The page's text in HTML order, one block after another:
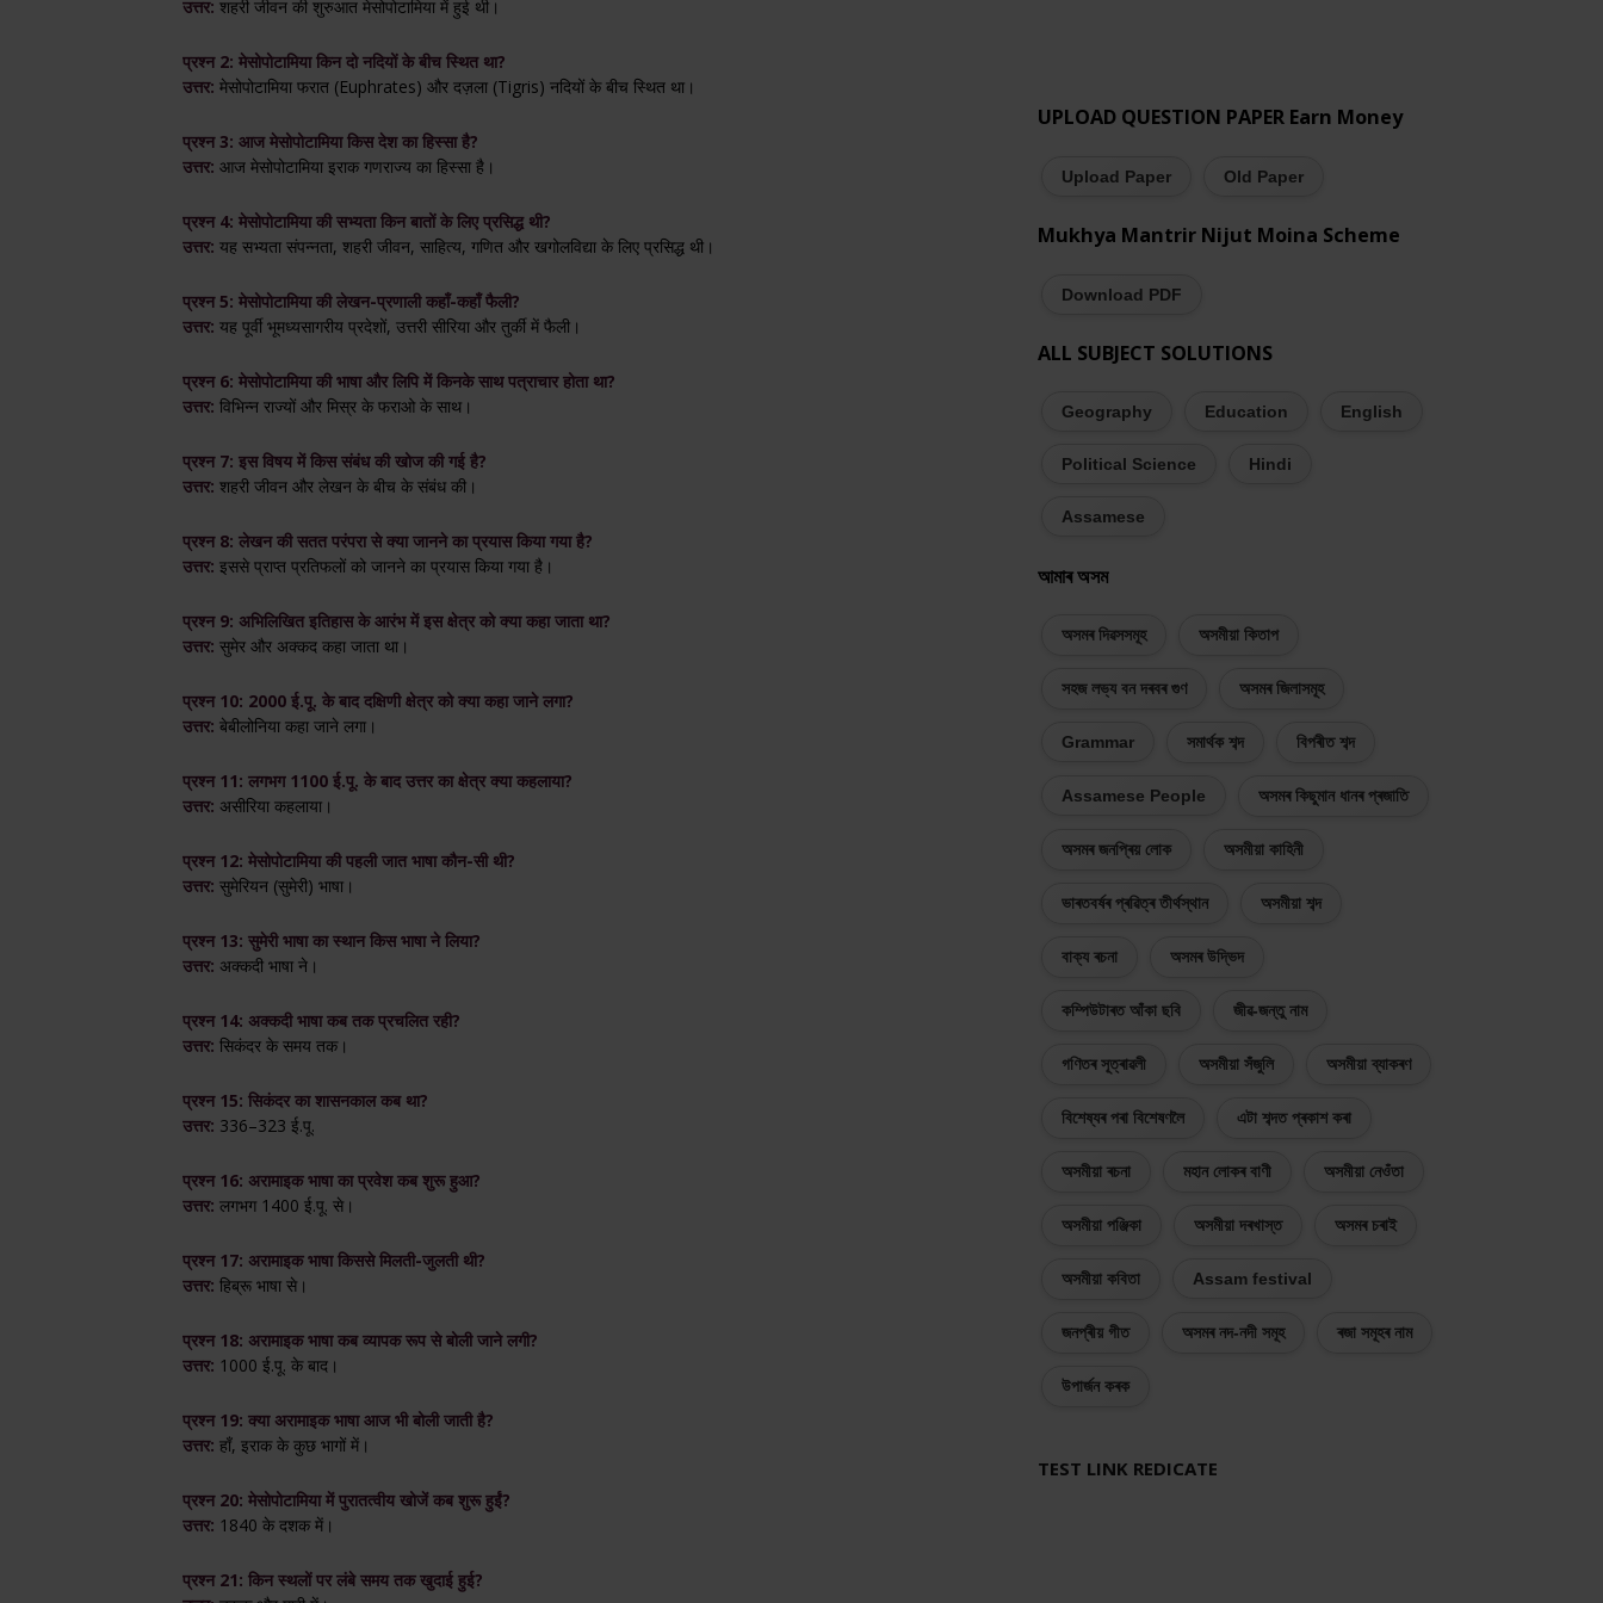
उत्तर: शहरी जीवन की शुरुआत मेसोपोटामिया में हुई थी।
प्रश्न 2: मेसोपोटामिया किन दो नदियों के बीच स्थित था?
उत्तर: मेसोपोटामिया फरात (Euphrates) और दज़ला (Tigris) नदियों के बीच स्थित था।
प्रश्न 3: आज मेसोपोटामिया किस देश का हिस्सा है?
उत्तर: आज मेसोपोटामिया इराक गणराज्य का हिस्सा है।
प्रश्न 4: मेसोपोटामिया की सभ्यता किन बातों के लिए प्रसिद्ध थी?
उत्तर: यह सभ्यता संपन्नता, शहरी जीवन, साहित्य, गणित और खगोलविद्या के लिए प्रसिद्ध थी।
प्रश्न 5: मेसोपोटामिया की लेखन-प्रणाली कहाँ-कहाँ फैली?
उत्तर: यह पूर्वी भूमध्यसागरीय प्रदेशों, उत्तरी सीरिया और तुर्की में फैली।
प्रश्न 6: मेसोपोटामिया की भाषा और लिपि में किनके साथ पत्राचार होता था?
उत्तर: विभिन्न राज्यों और मिस्र के फराओ के साथ।
प्रश्न 7: इस विषय में किस संबंध की खोज की गई है?
उत्तर: शहरी जीवन और लेखन के बीच के संबंध की।
प्रश्न 8: लेखन की सतत परंपरा से क्या जानने का प्रयास किया गया है?
उत्तर: इससे प्राप्त प्रतिफलों को जानने का प्रयास किया गया है।
प्रश्न 9: अभिलिखित इतिहास के आरंभ में इस क्षेत्र को क्या कहा जाता था?
उत्तर: सुमेर और अक्कद कहा जाता था।
प्रश्न 10: 2000 ई.पू. के बाद दक्षिणी क्षेत्र को क्या कहा जाने लगा?
उत्तर: बेबीलोनिया कहा जाने लगा।
प्रश्न 11: लगभग 1100 ई.पू. के बाद उत्तर का क्षेत्र क्या कहलाया?
उत्तर: असीरिया कहलाया।
प्रश्न 12: मेसोपोटामिया की पहली जात भाषा कौन-सी थी?
उत्तर: सुमेरियन (सुमेरी) भाषा।
प्रश्न 13: सुमेरी भाषा का स्थान किस भाषा ने लिया?
उत्तर: अक्कदी भाषा ने।
प्रश्न 14: अक्कदी भाषा कब तक प्रचलित रही?
उत्तर: सिकंदर के समय तक।
प्रश्न 15: सिकंदर का शासनकाल कब था?
उत्तर: 336–323 ई.पू.
प्रश्न 16: अरामाइक भाषा का प्रवेश कब शुरू हुआ?
उत्तर: लगभग 1400 ई.पू. से।
प्रश्न 17: अरामाइक भाषा किससे मिलती-जुलती थी?
उत्तर: हिब्रू भाषा से।
प्रश्न 18: अरामाइक भाषा कब व्यापक रूप से बोली जाने लगी?
उत्तर: 1000 ई.पू. के बाद।
प्रश्न 19: क्या अरामाइक भाषा आज भी बोली जाती है?
उत्तर: हाँ, इराक के कुछ भागों में।
प्रश्न 20: मेसोपोटामिया में पुरातत्वीय खोजें कब शुरू हुईं?
उत्तर: 1840 के दशक में।
प्रश्न 21: किन स्थलों पर लंबे समय तक खुदाई हुई?
UPLOAD QUESTION PAPER Earn Money
Upload Paper Old Paper
Mukhya Mantrir Nijut Moina Scheme
Download PDF
ALL SUBJECT SOLUTIONS
Geography Education English
Political Science Hindi
Assamese
আমাৰ অসম
অসমৰ দিৱসসমূহ অসমীয়া কিতাপ
সহজ লভ্য বন দৰবৰ গুণ অসমৰ জিলাসমূহ
Grammar সমাৰ্থক শব্দ বিপৰীত শব্দ
Assamese People অসমৰ কিছুমান ধানৰ প্ৰজাতি
অসমৰ জনপ্ৰিয় লোক অসমীয়া কাহিনী
ভাৰতবৰ্ষৰ প্ৰৱিত্ৰ তীৰ্থস্থান অসমীয়া শব্দ
বাক্য ৰচনা অসমৰ উদ্ভিদ
কম্পিউটাৰত আঁকা ছবি জীৱ-জন্তু নাম
গণিতৰ সূত্ৰাৱলী অসমীয়া সঁজুলি অসমীয়া ব্যাকৰণ
বিশেষ্যৰ পৰা বিশেষণলৈ এটা শব্দত প্ৰকাশ কৰা
অসমীয়া ৰচনা মহান লোকৰ বাণী অসমীয়া নেওঁতা
অসমীয়া পঞ্জিকা অসমীয়া দৰখাস্ত অসমৰ চৰাই
অসমীয়া কবিতা Assam festival
জনপ্ৰীয় গীত অসমৰ নদ-নদী সমূহ ৰজা সমূহৰ নাম
উপাৰ্জন কৰক
TEST LINK REDICATE